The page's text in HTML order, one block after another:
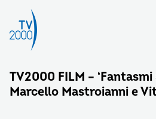
TV2000 FILM – ‘Fantasmi
Marcello Mastroianni e